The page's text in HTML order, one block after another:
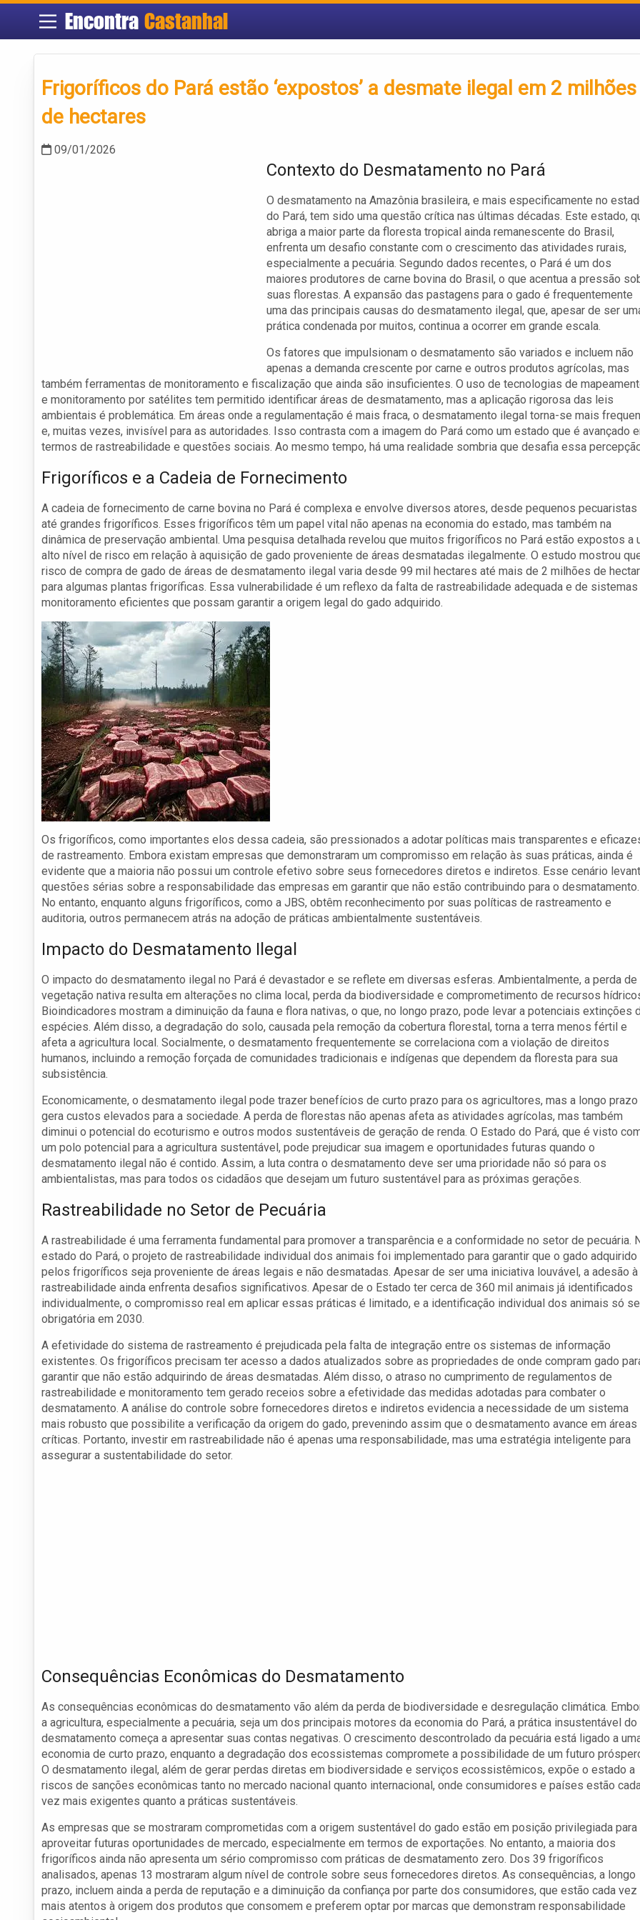
Encontra Castanhal
Frigoríficos do Pará estão ‘expostos’ a desmate ilegal em 2 milhões
de hectares
09/01/2026
Contexto do Desmatamento no Pará
O desmatamento na Amazônia brasileira, e mais especificamente no
do Pará, tem sido uma questão crítica nas últimas décadas. Este estado,
abriga a maior parte da floresta tropical ainda remanescente do Brasil,
enfrenta um desafio constante com o crescimento das atividades rurais,
especialmente a pecuária. Segundo dados recentes, o Pará é um dos
maiores produtores de carne bovina do Brasil, o que acentua a pressão
suas florestas. A expansão das pastagens para o gado é frequentemente
uma das principais causas do desmatamento ilegal, que, apesar de ser
prática condenada por muitos, continua a ocorrer em grande escala.
Os fatores que impulsionam o desmatamento são variados e incluem não
apenas a demanda crescente por carne e outros produtos agrícolas, mas
também ferramentas de monitoramento e fiscalização que ainda são insuficientes. O uso de tecnologias de
e monitoramento por satélites tem permitido identificar áreas de desmatamento, mas a aplicação rigorosa das leis
ambientais é problemática. Em áreas onde a regulamentação é mais fraca, o desmatamento ilegal torna-se mais
e, muitas vezes, invisível para as autoridades. Isso contrasta com a imagem do Pará como um estado que é avançado
termos de rastreabilidade e questões sociais. Ao mesmo tempo, há uma realidade sombria que desafia essa
Frigoríficos e a Cadeia de Fornecimento
A cadeia de fornecimento de carne bovina no Pará é complexa e envolve diversos atores, desde pequenos pecuaristas
até grandes frigoríficos. Esses frigoríficos têm um papel vital não apenas na economia do estado, mas também na
dinâmica de preservação ambiental. Uma pesquisa detalhada revelou que muitos frigoríficos no Pará estão expostos a
alto nível de risco em relação à aquisição de gado proveniente de áreas desmatadas ilegalmente. O estudo mostrou
risco de compra de gado de áreas de desmatamento ilegal varia desde 99 mil hectares até mais de 2 milhões de
para algumas plantas frigoríficas. Essa vulnerabilidade é um reflexo da falta de rastreabilidade adequada e de
monitoramento eficientes que possam garantir a origem legal do gado adquirido.
Os frigoríficos, como importantes elos dessa cadeia, são pressionados a adotar políticas mais transparentes e
de rastreamento. Embora existam empresas que demonstraram um compromisso em relação às suas práticas, ainda é
evidente que a maioria não possui um controle efetivo sobre seus fornecedores diretos e indiretos. Esse cenário
questões sérias sobre a responsabilidade das empresas em garantir que não estão contribuindo para o desmatamento.
No entanto, enquanto alguns frigoríficos, como a JBS, obtêm reconhecimento por suas políticas de rastreamento e
auditoria, outros permanecem atrás na adoção de práticas ambientalmente sustentáveis.
Impacto do Desmatamento Ilegal
O impacto do desmatamento ilegal no Pará é devastador e se reflete em diversas esferas. Ambientalmente, a perda de
vegetação nativa resulta em alterações no clima local, perda da biodiversidade e comprometimento de recursos
Bioindicadores mostram a diminuição da fauna e flora nativas, o que, no longo prazo, pode levar a potenciais extinções
espécies. Além disso, a degradação do solo, causada pela remoção da cobertura florestal, torna a terra menos fértil e
afeta a agricultura local. Socialmente, o desmatamento frequentemente se correlaciona com a violação de direitos
humanos, incluindo a remoção forçada de comunidades tradicionais e indígenas que dependem da floresta para sua
subsistência.
Economicamente, o desmatamento ilegal pode trazer benefícios de curto prazo para os agricultores, mas a longo prazo
gera custos elevados para a sociedade. A perda de florestas não apenas afeta as atividades agrícolas, mas também
diminui o potencial do ecoturismo e outros modos sustentáveis de geração de renda. O Estado do Pará, que é visto
um polo potencial para a agricultura sustentável, pode prejudicar sua imagem e oportunidades futuras quando o
desmatamento ilegal não é contido. Assim, a luta contra o desmatamento deve ser uma prioridade não só para os
ambientalistas, mas para todos os cidadãos que desejam um futuro sustentável para as próximas gerações.
Rastreabilidade no Setor de Pecuária
A rastreabilidade é uma ferramenta fundamental para promover a transparência e a conformidade no setor de pecuária.
estado do Pará, o projeto de rastreabilidade individual dos animais foi implementado para garantir que o gado adquirido
pelos frigoríficos seja proveniente de áreas legais e não desmatadas. Apesar de ser uma iniciativa louvável, a adesão à
rastreabilidade ainda enfrenta desafios significativos. Apesar de o Estado ter cerca de 360 mil animais já identificados
individualmente, o compromisso real em aplicar essas práticas é limitado, e a identificação individual dos animais só
obrigatória em 2030.
A efetividade do sistema de rastreamento é prejudicada pela falta de integração entre os sistemas de informação
existentes. Os frigoríficos precisam ter acesso a dados atualizados sobre as propriedades de onde compram gado
garantir que não estão adquirindo de áreas desmatadas. Além disso, o atraso no cumprimento de regulamentos de
rastreabilidade e monitoramento tem gerado receios sobre a efetividade das medidas adotadas para combater o
desmatamento. A análise do controle sobre fornecedores diretos e indiretos evidencia a necessidade de um sistema
mais robusto que possibilite a verificação da origem do gado, prevenindo assim que o desmatamento avance em áreas
críticas. Portanto, investir em rastreabilidade não é apenas uma responsabilidade, mas uma estratégia inteligente para
assegurar a sustentabilidade do setor.
Consequências Econômicas do Desmatamento
As consequências econômicas do desmatamento vão além da perda de biodiversidade e desregulação climática.
a agricultura, especialmente a pecuária, seja um dos principais motores da economia do Pará, a prática insustentável do
desmatamento começa a apresentar suas contas negativas. O crescimento descontrolado da pecuária está ligado a
economia de curto prazo, enquanto a degradação dos ecossistemas compromete a possibilidade de um futuro
O desmatamento ilegal, além de gerar perdas diretas em biodiversidade e serviços ecossistêmicos, expõe o estado a
riscos de sanções econômicas tanto no mercado nacional quanto internacional, onde consumidores e países estão
vez mais exigentes quanto a práticas sustentáveis.
As empresas que se mostraram comprometidas com a origem sustentável do gado estão em posição privilegiada para
aproveitar futuras oportunidades de mercado, especialmente em termos de exportações. No entanto, a maioria dos
frigoríficos ainda não apresenta um sério compromisso com práticas de desmatamento zero. Dos 39 frigoríficos
analisados, apenas 13 mostraram algum nível de controle sobre seus fornecedores diretos. As consequências, a longo
prazo, incluem ainda a perda de reputação e a diminuição da confiança por parte dos consumidores, que estão cada vez
mais atentos à origem dos produtos que consomem e preferem optar por marcas que demonstram responsabilidade